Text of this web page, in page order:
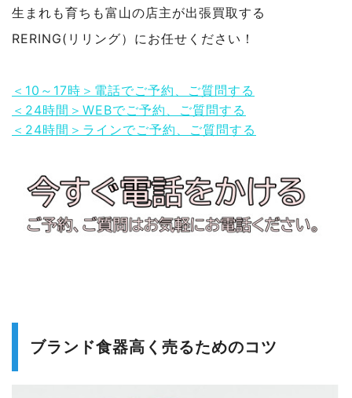
生まれも育ちも富山の店主が出張買取する
RERING(リリング）にお任せください！
＜10～17時＞電話でご予約、ご質問する
＜24時間＞WEBでご予約、ご質問する
＜24時間＞ラインでご予約、ご質問する
ブランド食器高く売るためのコツ